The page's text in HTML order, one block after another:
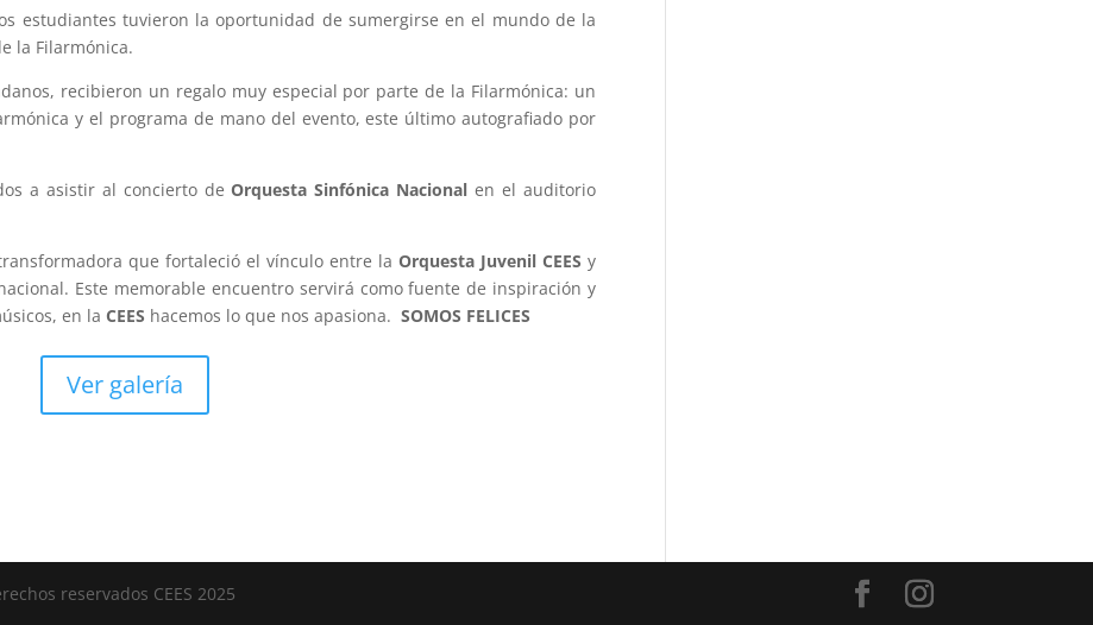
estudiantes tuvieron la oportunidad de sumergirse en el mundo de la
la Filarmónica.
recibieron un regalo muy especial por parte de la Filarmónica: un
y el programa de mano del evento, este último autografiado por
a asistir al concierto deOrquesta Sinfónica Nacional en el auditorio
que fortaleció el vínculo entre laOrquesta Juvenil CEES y
Este memorable encuentro servirá como fuente de inspiración y
en laCEES hacemos lo que nos apasiona. SOMOS FELICES
Ver galería
reservados CEES 2025